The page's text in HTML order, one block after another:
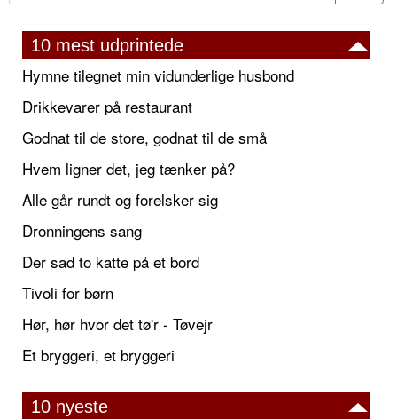
10 mest udprintede
Hymne tilegnet min vidunderlige husbond
Drikkevarer på restaurant
Godnat til de store, godnat til de små
Hvem ligner det, jeg tænker på?
Alle går rundt og forelsker sig
Dronningens sang
Der sad to katte på et bord
Tivoli for børn
Hør, hør hvor det tø'r - Tøvejr
Et bryggeri, et bryggeri
10 nyeste